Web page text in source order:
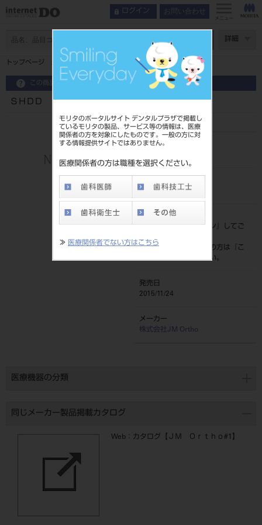
モリタのポータルサイト デンタルプラザで掲載し
ているモリタの製品、サービス等の情報は、医療
関係者の方を対象にしたものです。一般の方に対
する情報提供サイトではありません。
医療関係者の方は職種を選択ください。
≫ 医療関係者でない方はこちら
ログイン お問い合わせ
メニュー
詳細
トップページ ＳＨＤＤ ＳＨダイヤモンドディレクター
この商品に関するお問い合わせ
ＳＨＤＤ ＳＨダイヤモンドディレクター
品目コード
4562234912826
標準価格
価格の確認は『ログイン
』してご
ネット会員登録がまだの方は『
こ
ちら』より登録ください。
発売日
2015/11/24
メーカー
株式会社JM Ortho
医療機器の分類
同じメーカー製品掲載カタログ
Web：カタログ【ＪＭ Ｏｒｔｈｏ#1】